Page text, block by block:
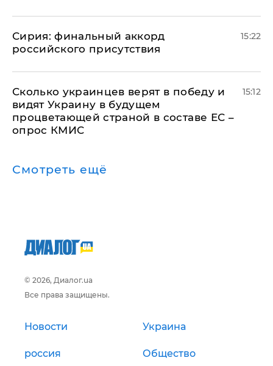
​Сирия: финальный аккорд
российского присутствия
15:22
Сколько украинцев верят в победу и
видят Украину в будущем
процветающей страной в составе ЕС –
опрос КМИС
15:12
Смотреть ещё
© 2026, Диалог.ua
Все права защищены.
Новости Украина
россия Общество